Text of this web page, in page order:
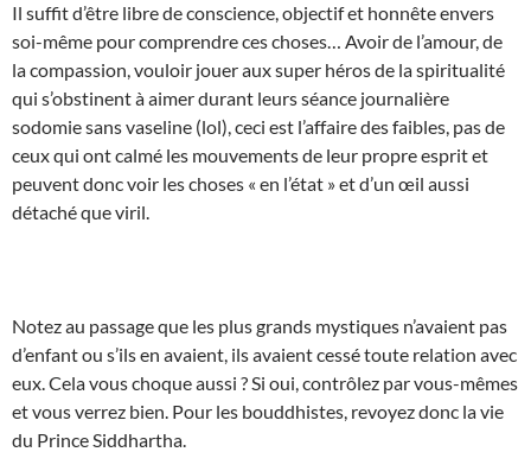
Il suffit d’être libre de conscience, objectif et honnête envers
soi-même pour comprendre ces choses… Avoir de l’amour, de
la compassion, vouloir jouer aux super héros de la spiritualité
qui s’obstinent à aimer durant leurs séance journalière
sodomie sans vaseline (lol), ceci est l’affaire des faibles, pas de
ceux qui ont calmé les mouvements de leur propre esprit et
peuvent donc voir les choses « en l’état » et d’un œil aussi
détaché que viril.
Notez au passage que les plus grands mystiques n’avaient pas
d’enfant ou s’ils en avaient, ils avaient cessé toute relation avec
eux. Cela vous choque aussi ? Si oui, contrôlez par vous-mêmes
et vous verrez bien. Pour les bouddhistes, revoyez donc la vie
du Prince Siddhartha.